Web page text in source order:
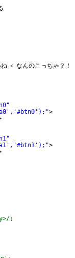
＜ なんのこっちゃ？！
>
>
;